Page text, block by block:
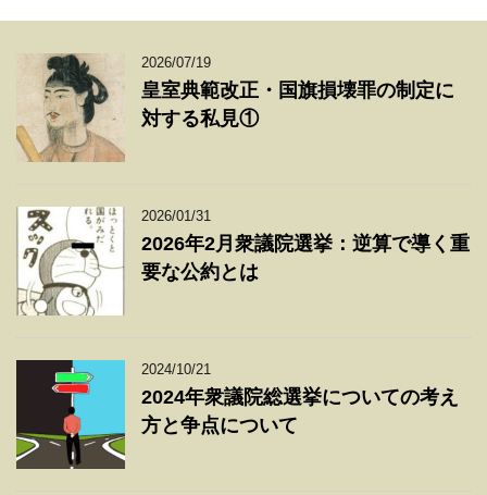
2026/07/19
皇室典範改正・国旗損壊罪の制定に
対する私見①
2026/01/31
2026年2月衆議院選挙：逆算で導く重
要な公約とは
2024/10/21
2024年衆議院総選挙についての考え
方と争点について